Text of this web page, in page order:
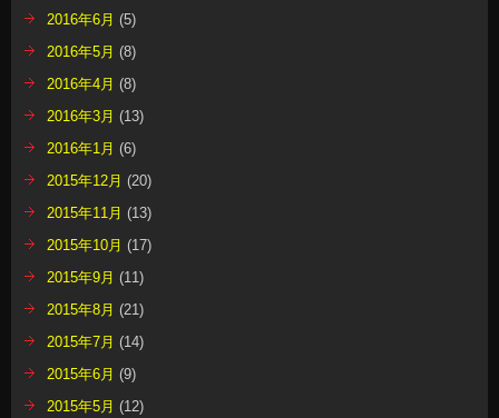
2016年6月 (5)
2016年5月 (8)
2016年4月 (8)
2016年3月 (13)
2016年1月 (6)
2015年12月 (20)
2015年11月 (13)
2015年10月 (17)
2015年9月 (11)
2015年8月 (21)
2015年7月 (14)
2015年6月 (9)
2015年5月 (12)